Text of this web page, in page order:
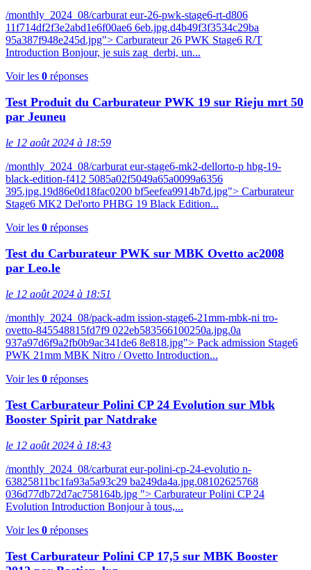
/monthly_2024_08/carburat eur-26-pwk-stage6-rt-d806
11f714df2f3e2abd1e6f00ae6 6eb.jpg.d4b49f3f3534c29ba
95a387f948e245d.jpg"> Carburateur 26 PWK Stage6 R/T
Introduction Bonjour, je suis zag_derbi, un...
Voir les 0 réponses
Test Produit du Carburateur PWK 19 sur Rieju mrt 50
par Jeuneu
le 12 août 2024 à 18:59
/monthly_2024_08/carburat eur-stage6-mk2-dellorto-p hbg-19-
black-edition-f412 5085a02f5049a65a0099a6356
395.jpg.19d86e0d18fac0200 bf5eefea9914b7d.jpg"> Carburateur
Stage6 MK2 Del'orto PHBG 19 Black Edition...
Voir les 0 réponses
Test du Carburateur PWK sur MBK Ovetto ac2008
par Leo.le
le 12 août 2024 à 18:51
/monthly_2024_08/pack-adm ission-stage6-21mm-mbk-ni tro-
ovetto-845548815fd7f9 022eb583566100250a.jpg.0a
937a97d6f9a2fb0b9ac341de6 8e818.jpg"> Pack admission Stage6
PWK 21mm MBK Nitro / Ovetto Introduction...
Voir les 0 réponses
Test Carburateur Polini CP 24 Evolution sur Mbk
Booster Spirit par Natdrake
le 12 août 2024 à 18:43
/monthly_2024_08/carburat eur-polini-cp-24-evolutio n-
63825811bc1fa93a5a93c29 ba249da4a.jpg.08102625768
036d77db72d7ac758164b.jpg "> Carburateur Polini CP 24
Evolution Introduction Bonjour à tous,...
Voir les 0 réponses
Test Carburateur Polini CP 17,5 sur MBK Booster